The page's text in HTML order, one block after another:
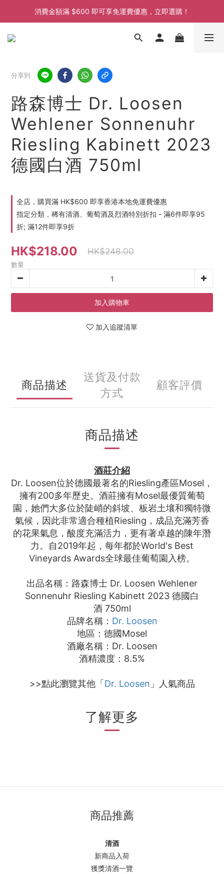
消費金額滿 $600 即可享免運費優惠，立即選購！
消費金額滿 $600 即可享免運費優惠，立即選購！
消費金額滿 $600 即可享免運費優惠，立即選購！
分享到
路森博士 Dr. Loosen
Wehlener Sonnenuhr
Riesling Kabinett 2023
德國白酒 750ml
全店，購買滿 HK$600 即享香港本地免運費優惠
指定分類，稀有清酒、葡萄酒及烈酒特別折扣 - 滿6件即享95
折; 滿12件即享9折
HK$218.00 HK$248.00
數量
加入購物車
加入追蹤清單
商品描述
送貨及付款
方式
顧客評價
商品描述
酒莊介紹
Dr. Loosen位於德國最著名的Riesling產區Mosel，
擁有200多年歷史。酒莊擁有Mosel最優質葡萄
園，她們大多位於陡峭的斜坡、板岩土壤和獨特微
氣候，因此非常適合種植Riesling，成品充滿芳香
的花果氣息，酸度充滿活力，更有著卓越的陳年潛
力。自2019年起，每年都於World's Best
Vineyards Awards全球最佳葡萄園入榜。
出品名稱： 路森博士 Dr. Loosen Wehlener
Sonnenuhr Riesling Kabinett 2023 德國白
酒 750ml
品牌名稱： Dr. Loosen
地區：德國Mosel
酒廠名稱：Dr. Loosen
酒精濃度：8.5%
>>點此瀏覽其他「 Dr. Loosen 」人氣商品
了解更多
商品推薦
清酒
新商品入荷
獲獎清酒一覽